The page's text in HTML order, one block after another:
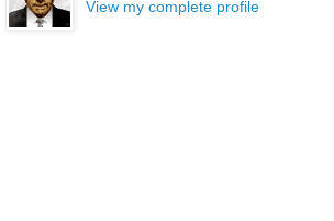
View my complete profile